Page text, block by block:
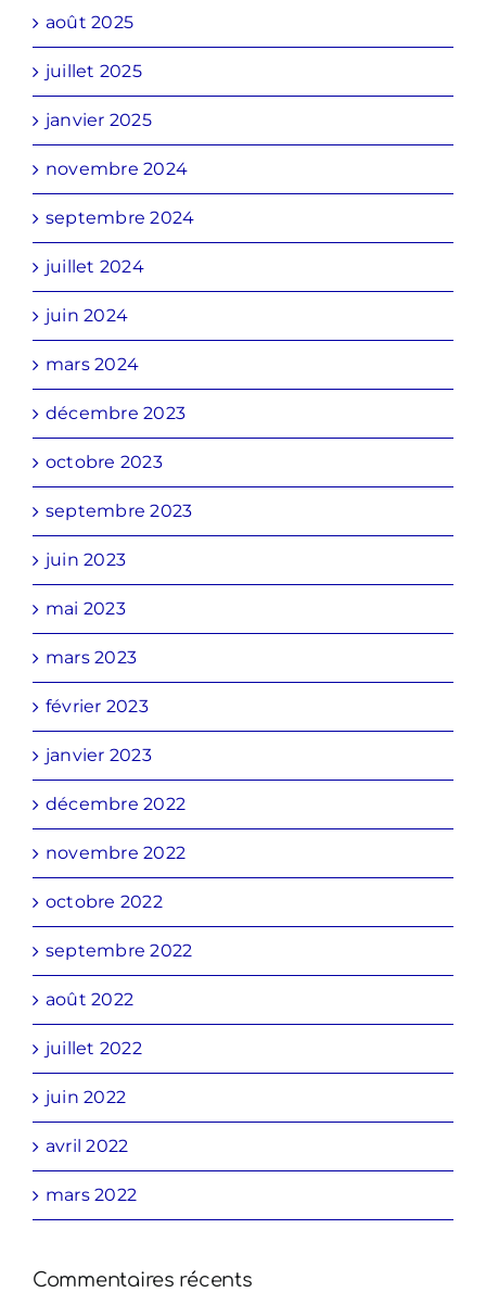
août 2025
juillet 2025
janvier 2025
novembre 2024
septembre 2024
juillet 2024
juin 2024
mars 2024
décembre 2023
octobre 2023
septembre 2023
juin 2023
mai 2023
mars 2023
février 2023
janvier 2023
décembre 2022
novembre 2022
octobre 2022
septembre 2022
août 2022
juillet 2022
juin 2022
avril 2022
mars 2022
Commentaires récents